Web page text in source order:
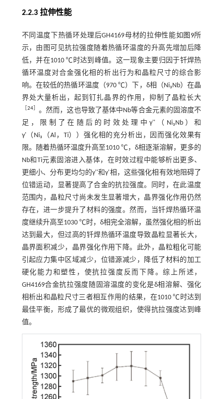
2.2.3 拉伸性能
不同温度下热循环处理后GH4169母材的拉伸性能如 图9所
示，由图可见抗拉强度随着热循环温度的升高先增加后降
低，并在1010 ℃时达到峰值。这一现象主要归因于钎焊热
循环温度对合金强化相的析出行为和晶粒尺寸的综合影
响。在较低的热循环温度（970 ℃）下，δ相（Ni₃Nb）在晶
界处大量析出，起到钉扎晶界的作用，抑制了晶粒长大
24］ 。然而，这也导致了基体中Nb等合金元素的固溶度不
足，限制了在随后的时效处理中γ''（Ni₃Nb）和
γ'（Ni₃（Al，Ti））强化相的充分析出，因而强化效果有
限。随着热循环温度升高至1010 ℃，δ相逐渐溶解，更多的
Nb和Ti元素固溶进入基体，在时效过程中能够析出更多、
更细小、分布更均匀的γ''和γ'相，这些强化相有效地阻碍了
位错运动，显著提高了合金的抗拉强度。同时，在此温度
范围内，晶粒尺寸尚未发生显著增大，晶界强化作用仍然
存在，进一步提升了材料的强度。然而，当钎焊热循环温
度继续升高至1030 ℃时，δ相完全溶解，虽然强化相的析出
达到最大，但过高的钎焊热循环温度导致晶粒显著长大，
晶界面积减少，晶界强化作用下降。此外，晶粒粗化可能
引起应力集中区域减少，位错源减少，降低了材料的加工
硬化能力和塑性，使抗拉强度反而下降。综上所述，
GH4169合金抗拉强度随固溶温度的变化是δ相溶解、强化
相析出和晶粒尺寸三者相互作用的结果，在1010 ℃时达到
最佳平衡，形成了最优的微观组织，使得抗拉强度达到峰
值。